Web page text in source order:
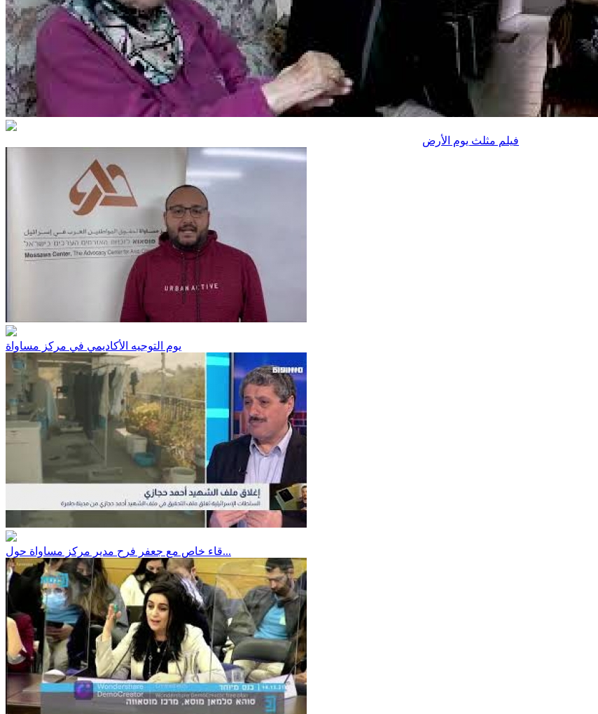
فيلم مثلث يوم الأرض
يوم التوجيه الأكاديمي في مركز مساواة
قاء خاص مع جعفر فرح مدير مركز مساواة حول...